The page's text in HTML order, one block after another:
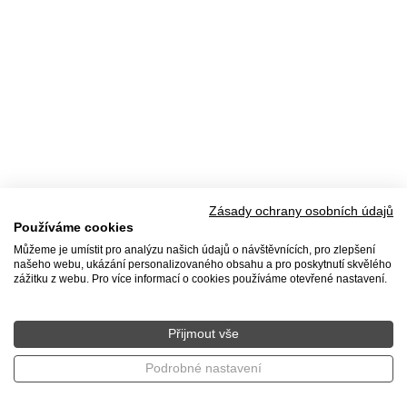
Zásady ochrany osobních údajů
Používáme cookies
Můžeme je umístit pro analýzu našich údajů o návštěvnících, pro zlepšení
našeho webu, ukázání personalizovaného obsahu a pro poskytnutí skvělého
zážitku z webu. Pro více informací o cookies používáme otevřené nastavení.
Přijmout vše
Podrobné nastavení